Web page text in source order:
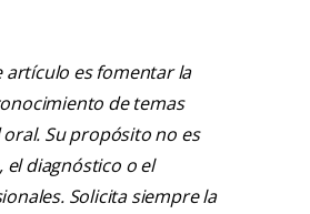
artículo es fomentar la
de temas
Su propósito no es
diagnóstico o el
Solicita siempre la